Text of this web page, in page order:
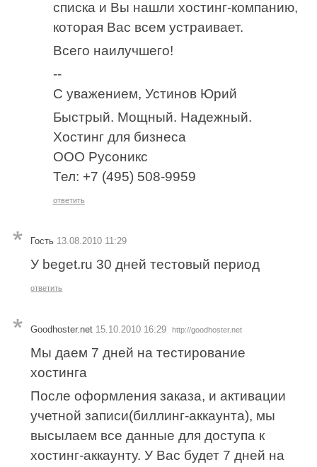
списка и Вы нашли хостинг-компанию,
которая Вас всем устраивает.
Всего наилучшего!
--
С уважением, Устинов Юрий
Быстрый. Мощный. Надежный.
Хостинг для бизнеса
ООО Русоникс
Тел: +7 (495) 508-9959
ответить
Гость 13.08.2010 11:29
У beget.ru 30 дней тестовый период
ответить
Goodhoster.net 15.10.2010 16:29 http://goodhoster.net
Мы даем 7 дней на тестирование
хостинга
После оформления заказа, и активации
учетной записи(биллинг-аккаунта), мы
высылаем все данные для доступа к
хостинг-аккаунту. У Вас будет 7 дней на